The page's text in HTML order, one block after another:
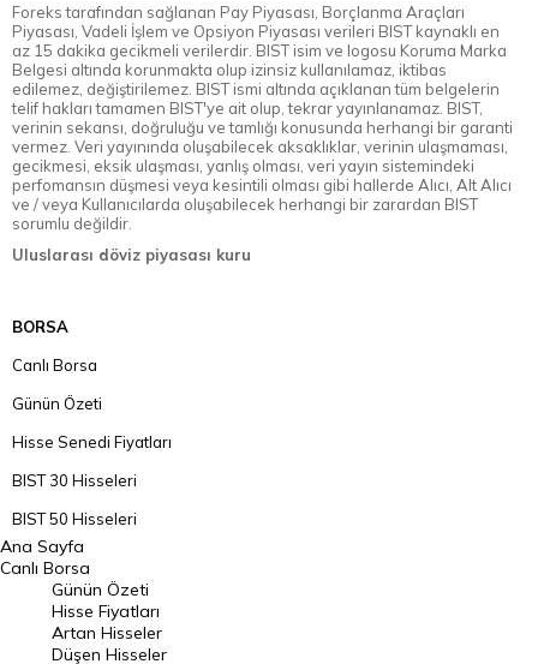
Foreks tarafından sağlanan Pay Piyasası, Borçlanma Araçları
Piyasası, Vadeli İşlem ve Opsiyon Piyasası verileri BIST kaynaklı en
az 15 dakika gecikmeli verilerdir. BIST isim ve logosu Koruma Marka
Belgesi altında korunmakta olup izinsiz kullanılamaz, iktibas
edilemez, değiştirilemez. BIST ismi altında açıklanan tüm belgelerin
telif hakları tamamen BIST'ye ait olup, tekrar yayınlanamaz. BIST,
verinin sekansı, doğruluğu ve tamlığı konusunda herhangi bir garanti
vermez. Veri yayınında oluşabilecek aksaklıklar, verinin ulaşmaması,
gecikmesi, eksik ulaşması, yanlış olması, veri yayın sistemindeki
perfomansın düşmesi veya kesintili olması gibi hallerde Alıcı, Alt Alıcı
ve / veya Kullanıcılarda oluşabilecek herhangi bir zarardan BIST
sorumlu değildir.
Uluslarası döviz piyasası kuru
BORSA
Canlı Borsa
Günün Özeti
Hisse Senedi Fiyatları
BIST 30 Hisseleri
BIST 50 Hisseleri
BIST 100 Hisseleri
En Çok Artan Hisseler
En Çok Düşen Hisseler
Ana Sayfa
Canlı Borsa
Günün Özeti
Hisse Fiyatları
Artan Hisseler
Düşen Hisseler